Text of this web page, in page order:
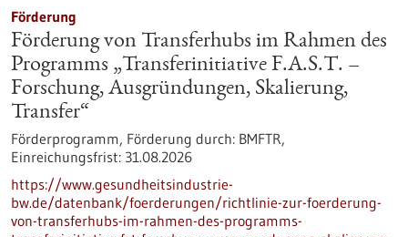
Förderung
Förderung von Transferhubs im Rahmen des
Programms „Transferinitiative F.A.S.T. –
Forschung, Ausgründungen, Skalierung,
Transfer“
Förderprogramm, Förderung durch: BMFTR,
Einreichungsfrist: 31.08.2026
https://www.gesundheitsindustrie-
bw.de/datenbank/foerderungen/richtlinie-zur-foerderung-
von-transferhubs-im-rahmen-des-programms-